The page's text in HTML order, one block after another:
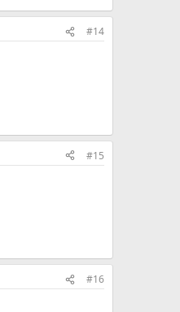
#14
#15
#16